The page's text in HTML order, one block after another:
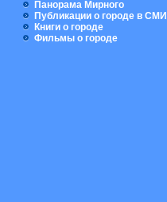
Панорама Мирного
Публикации о городе в СМИ
Книги о городе
Фильмы о городе